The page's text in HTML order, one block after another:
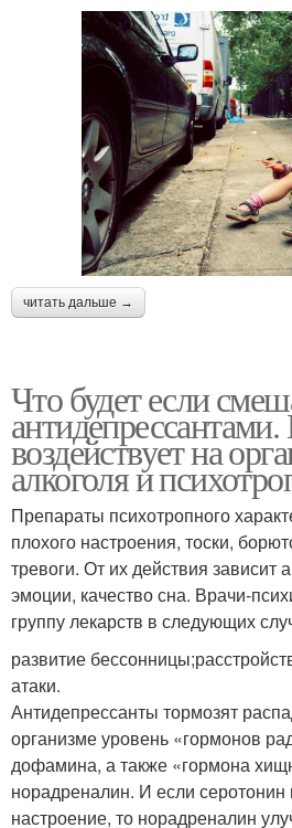
читать дальше →
Что будет если
воздействует на
алкоголя и
Препараты психотропного
плохого настроения, тоски,
тревоги. От их действия зависит
эмоции, качество сна. Врачи-
группу лекарств в следующих
развитие
атаки.
Антидепрессанты тормозят
организме уровень «гормонов
дофамина, а также «гормона
норадреналин. И если
настроение, то норадреналин